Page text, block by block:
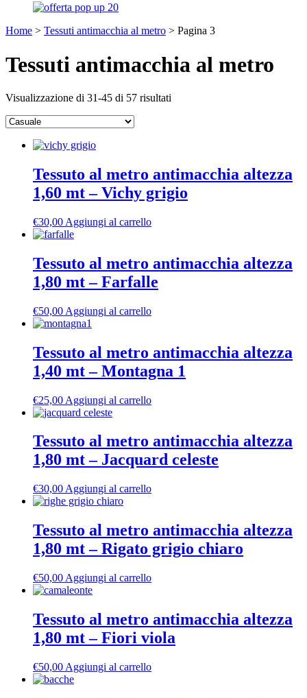
Home > Tessuti antimacchia al metro > Pagina 3
Tessuti antimacchia al metro
Visualizzazione di 31-45 di 57 risultati
Tessuto al metro antimacchia altezza
1,60 mt – Vichy grigio
€30,00 Aggiungi al carrello
Tessuto al metro antimacchia altezza
1,80 mt – Farfalle
€50,00 Aggiungi al carrello
Tessuto al metro antimacchia altezza
1,40 mt – Montagna 1
€25,00 Aggiungi al carrello
Tessuto al metro antimacchia altezza
1,80 mt – Jacquard celeste
€30,00 Aggiungi al carrello
Tessuto al metro antimacchia altezza
1,80 mt – Rigato grigio chiaro
€50,00 Aggiungi al carrello
Tessuto al metro antimacchia altezza
1,80 mt – Fiori viola
€50,00 Aggiungi al carrello